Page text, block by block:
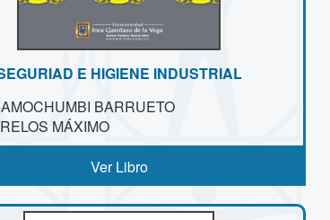
E HIGIENE INDUSTRIAL
BARRUETO
MÁXIMO
Ver Libro